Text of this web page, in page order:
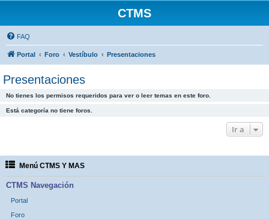
CTMS
FAQ
Portal Foro Vestíbulo Presentaciones
Presentaciones
No tienes los permisos requeridos para ver o leer temas en este foro.
Está categoría no tiene foros.
Ir a
Menú CTMS Y MAS
CTMS Navegación
Portal
Foro